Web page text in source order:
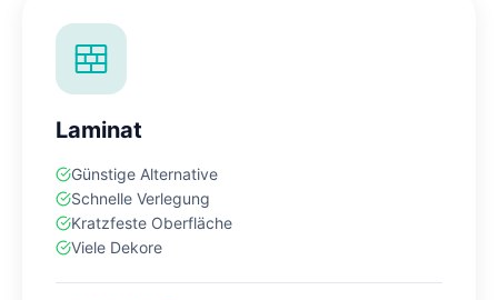
Laminat
Günstige Alternative
Schnelle Verlegung
Kratzfeste Oberfläche
Viele Dekore